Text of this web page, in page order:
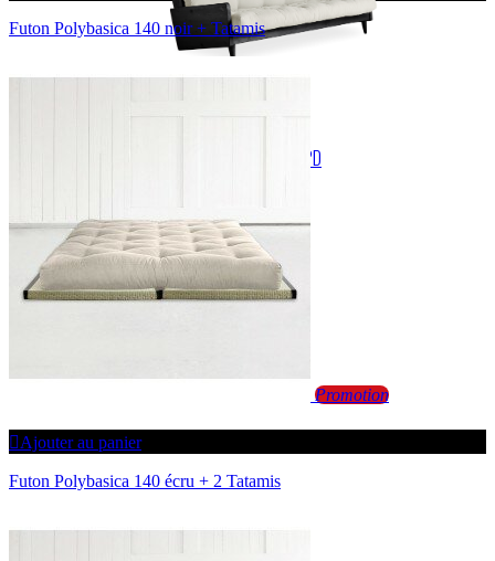
COOKIES ET MENTIONS LÉGALES
VOS DONNÉES PERSONNELLES RGPD
CONDITIONS DE LIVRAISON
SÉCURITÉ DES PAIEMENTS
CONNEXION
Futon Polybasica 140 noir + Tatamis
Promotion
Ajouter au panier
Futon Polybasica 140 écru + 2 Tatamis